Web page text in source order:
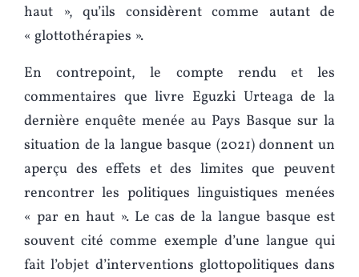
haut », qu’ils considèrent comme autant de
« glottothérapies ».
En contrepoint, le compte rendu et les
commentaires que livre Eguzki Urteaga de la
dernière enquête menée au Pays Basque sur la
situation de la langue basque (2021) donnent un
aperçu des effets et des limites que peuvent
rencontrer les politiques linguistiques menées
« par en haut ». Le cas de la langue basque est
souvent cité comme exemple d’une langue qui
fait l’objet d’interventions glottopolitiques dans